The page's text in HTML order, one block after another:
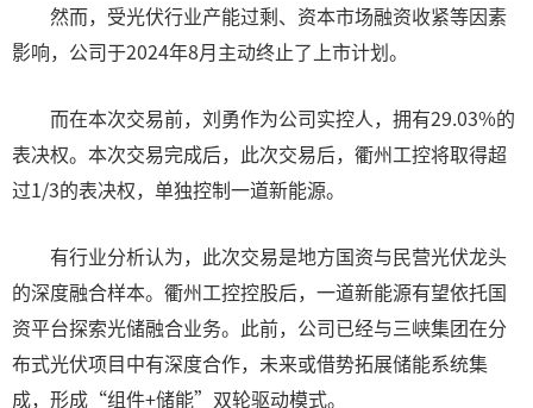
然而，受光伏行业产能过剩、资本市场融资收紧等因素
影响，公司于2024年8月主动终止了上市计划。
而在本次交易前，刘勇作为公司实控人，拥有29.03%的
表决权。本次交易完成后，此次交易后，衢州工控将取得超
过1/3的表决权，单独控制一道新能源。
有行业分析认为，此次交易是地方国资与民营光伏龙头
的深度融合样本。衢州工控控股后，一道新能源有望依托国
资平台探索光储融合业务。此前，公司已经与三峡集团在分
布式光伏项目中有深度合作，未来或借势拓展储能系统集
成，形成“组件+储能”双轮驱动模式。